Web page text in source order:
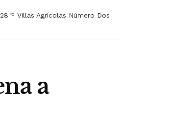
28 °C Villas Agrícolas Número Dos
a